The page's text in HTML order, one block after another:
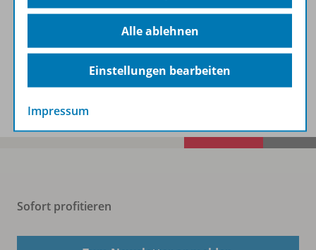
Spar-Pakete
Sofort profitieren
Alle ablehnen
Einstellungen bearbeiten
Impressum